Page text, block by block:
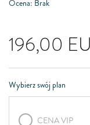
Ocena: Brak
196,00
Wybierz swój plan
CENA VIP